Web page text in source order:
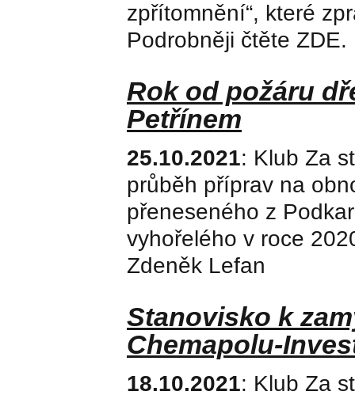
zpřítomnění“, které
Podrobněji čtěte ZDE.
Rok od požáru
Petřínem
25.10.2021: Klub Za
průběh příprav na
přeneseného z
vyhořelého v roce
Zdeněk Lefan
Stanovisko k
Chemapolu-
18.10.2021: Klub Za